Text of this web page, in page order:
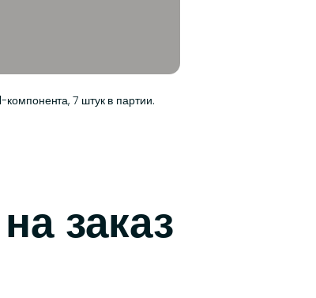
7 штук в партии.
заказ